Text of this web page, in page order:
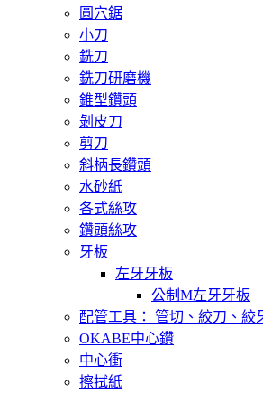
圓穴鋸
小刀
銑刀
銑刀研磨機
錐型鑽頭
剝皮刀
剪刀
斜柄長鑽頭
水砂紙
各式絲攻
鑽頭絲攻
牙板
左牙牙板
公制M左牙牙板
配管工具： 管切、絞刀、絞
OKABE中心鑽
中心衝
擦拭紙